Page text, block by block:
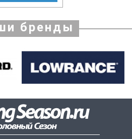
бренды